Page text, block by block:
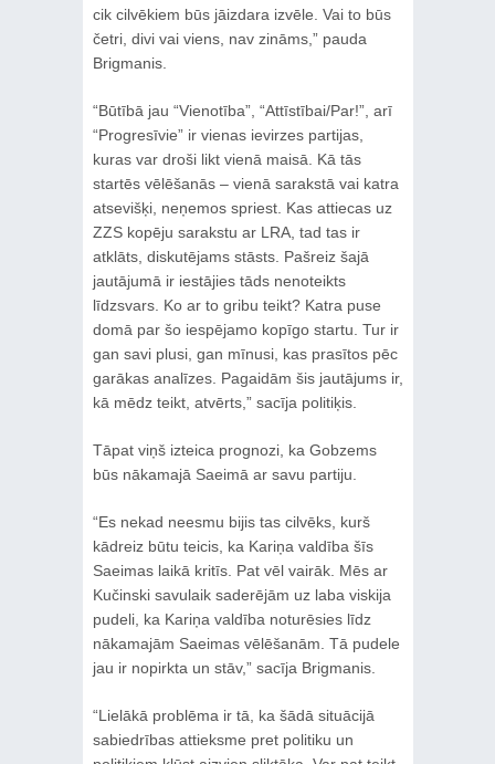
cik cilvēkiem būs jāizdara izvēle. Vai to būs
četri, divi vai viens, nav zināms,” pauda
Brigmanis.
“Būtībā jau “Vienotība”, “Attīstībai/Par!”, arī
“Progresīvie” ir vienas ievirzes partijas,
kuras var droši likt vienā maisā. Kā tās
startēs vēlēšanās – vienā sarakstā vai katra
atsevišķi, neņemos spriest. Kas attiecas uz
ZZS kopēju sarakstu ar LRA, tad tas ir
atklāts, diskutējams stāsts. Pašreiz šajā
jautājumā ir iestājies tāds nenoteikts
līdzsvars. Ko ar to gribu teikt? Katra puse
domā par šo iespējamo kopīgo startu. Tur ir
gan savi plusi, gan mīnusi, kas prasītos pēc
garākas analīzes. Pagaidām šis jautājums ir,
kā mēdz teikt, atvērts,” sacīja politiķis.
Tāpat viņš izteica prognozi, ka Gobzems
būs nākamajā Saeimā ar savu partiju.
“Es nekad neesmu bijis tas cilvēks, kurš
kādreiz būtu teicis, ka Kariņa valdība šīs
Saeimas laikā kritīs. Pat vēl vairāk. Mēs ar
Kučinski savulaik saderējām uz laba viskija
pudeli, ka Kariņa valdība noturēsies līdz
nākamajām Saeimas vēlēšanām. Tā pudele
jau ir nopirkta un stāv,” sacīja Brigmanis.
“Lielākā problēma ir tā, ka šādā situācijā
sabiedrības attieksme pret politiku un